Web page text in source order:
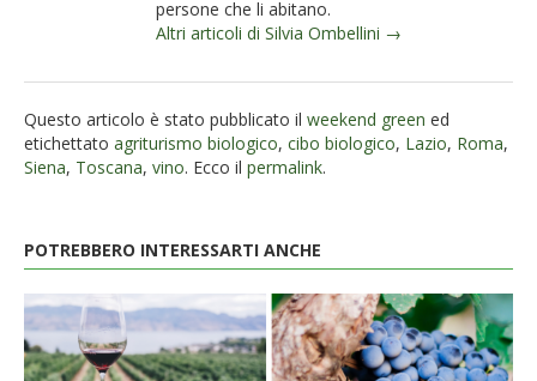
persone che li abitano.
Altri articoli di Silvia Ombellini →
Questo articolo è stato pubblicato il weekend green ed
etichettato agriturismo biologico, cibo biologico, Lazio, Roma,
Siena, Toscana, vino. Ecco il permalink.
POTREBBERO INTERESSARTI ANCHE